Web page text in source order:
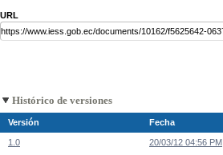
URL
Histórico de versiones
Versión Fecha
1.0 20/03/12 04:56 PM